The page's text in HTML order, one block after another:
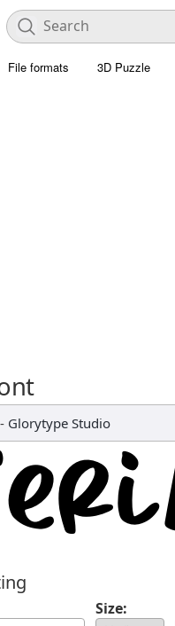
File formats 3D Puzzle
- Glorytype Studio
Size: